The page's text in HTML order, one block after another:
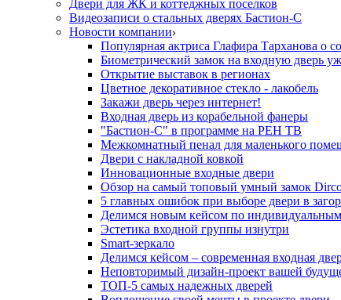
Двери для ЖК и коттеджных поселков
Видеозаписи о стальных дверях Бастион-С
Новости компании
Популярная актриса Глафира Тарханова о
Биометрический замок на входную дверь
Открытие выставок в регионах
Цветное декоративное стекло - лакобель
Закажи дверь через интернет!
Входная дверь из корабельной фанеры
"Бастион-С" в программе на РЕН ТВ
Межкомнатный пенал для маленького
Двери с накладной ковкой
Инновационные входные двери
Обзор на самый топовый умный замок
5 главных ошибок при выборе двери в
Делимся новым кейсом по индивидуальным
Эстетика входной группы изнутри
Smart-зеркало
Делимся кейсом – современная входная
Неповторимый дизайн-проект вашей
ТОП-5 самых надежных дверей